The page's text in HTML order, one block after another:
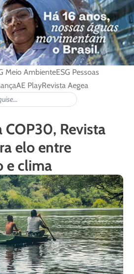
Meio AmbienteESG Pessoas
AE PlayRevista Aegea
COP30, Revista
elo entre
e clima